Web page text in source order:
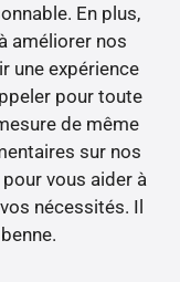
En plus,
améliorer nos
une expérience
pour toute
de même
sur nos
vous aider à
nécessités. Il